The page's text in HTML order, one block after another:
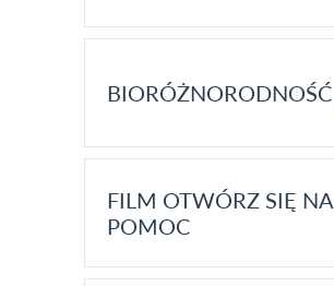
BIORÓŻNORODNOŚĆ
FILM OTWÓRZ SIĘ NA
POMOC